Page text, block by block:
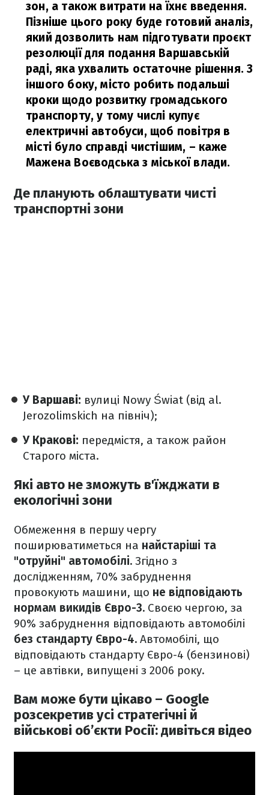
зон, а також витрати на їхнє введення.
Пізніше цього року буде готовий аналіз,
який дозволить нам підготувати проєкт
резолюції для подання Варшавській
раді, яка ухвалить остаточне рішення. З
іншого боку, місто робить подальші
кроки щодо розвитку громадського
транспорту, у тому числі купує
електричні автобуси, щоб повітря в
місті було справді чистішим, – каже
Мажена Воєводська з міської влади.
Де планують облаштувати чисті
транспортні зони
У Варшаві: вулиці Nowy Świat (від al.
Jerozolimskich на північ);
У Кракові: передмістя, а також район
Старого міста.
Які авто не зможуть в'їжджати в
екологічні зони
Обмеження в першу чергу
поширюватиметься на найстаріші та
"отруйні" автомобілі. Згідно з
дослідженням, 70% забруднення
провокують машини, що не відповідають
нормам викидів Євро-3. Своєю чергою, за
90% забруднення відповідають автомобілі
без стандарту Євро-4. Автомобілі, що
відповідають стандарту Євро-4 (бензинові)
– це автівки, випущені з 2006 року.
Вам може бути цікаво – Google
розсекретив усі стратегічні й
військові об’єкти Росії: дивіться відео